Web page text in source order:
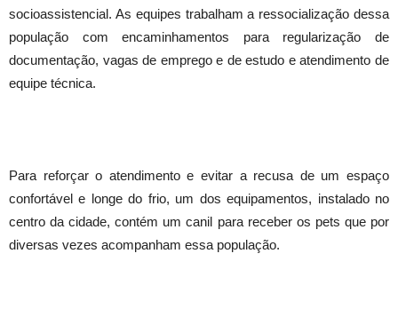
socioassistencial. As equipes trabalham a ressocialização dessa
população com encaminhamentos para regularização de
documentação, vagas de emprego e de estudo e atendimento de
equipe técnica.
Para reforçar o atendimento e evitar a recusa de um espaço
confortável e longe do frio, um dos equipamentos, instalado no
centro da cidade, contém um canil para receber os pets que por
diversas vezes acompanham essa população.